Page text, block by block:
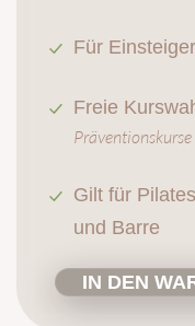
Für
Freie
Gilt für
und Barre
IN DEN